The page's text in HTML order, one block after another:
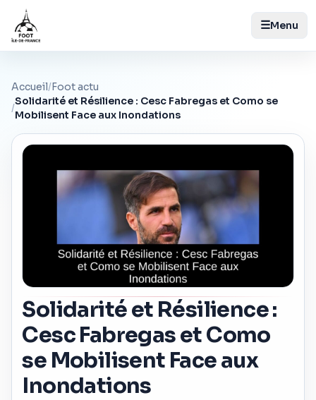
☰Menu
Accueil/Foot actu
/
Solidarité et Résilience : Cesc Fabregas et Como se
Mobilisent Face aux Inondations
Solidarité et Résilience :
Cesc Fabregas et Como
se Mobilisent Face aux
Inondations